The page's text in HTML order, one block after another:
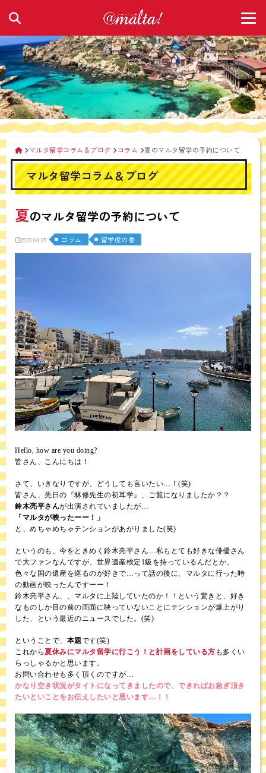
マルタ留学コラム＆ブログ コラム 夏のマルタ留学の予約について
マルタ留学コラム＆ブログ
夏のマルタ留学の予約について
2023.04.25 コラム 留学虎の巻
Hello, how are you doing?
皆さん、こんにちは！
さて、いきなりですが、どうしても言いたい…！(笑)
皆さん、先日の『林修先生の初耳学』、ご覧になりましたか？？
鈴木亮平さんが出演されていましたが…
「マルタが映ったーー！」
と、めちゃめちゃテンションがあがりました(笑)
というのも、今をときめく鈴木亮平さん…私もとても好きな俳優さん
で大ファンなんですが、世界遺産検定1級を持っているんだとか。
色々な国の遺産を巡るのが好きで…って話の後に、マルタに行った時
の動画が映ったんですーー！
鈴木亮平さん、、マルタに上陸していたのか！！という驚きと、好き
なものしか目の前の画面に映っていないことにテンションが爆上がり
した、という最近のニュースでした。(笑)
ということで、 本題です(笑)
これから夏休みにマルタ留学に行こう！と計画をしている方 も多くい
らっしゃるかと思います。
お問い合わせも多く頂くのですが…
かなり空き状況がタイトになってきましたので、できればお急ぎ頂き
たいといことをお伝えしたいと思います…！！